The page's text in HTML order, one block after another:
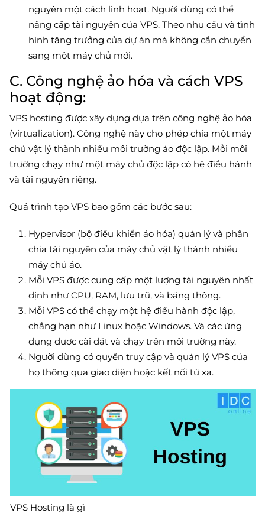
nguyên một cách linh hoạt. Người dùng có thể
nâng cấp tài nguyên của VPS. Theo nhu cầu và tình
hình tăng trưởng của dự án mà không cần chuyển
sang một máy chủ mới.
C. Công nghệ ảo hóa và cách VPS
hoạt động:
VPS hosting được xây dựng dựa trên công nghệ ảo hóa
(virtualization). Công nghệ này cho phép chia một máy
chủ vật lý thành nhiều môi trường ảo độc lập. Mỗi môi
trường chạy như một máy chủ độc lập có hệ điều hành
và tài nguyên riêng.
Quá trình tạo VPS bao gồm các bước sau:
Hypervisor (bộ điều khiển ảo hóa) quản lý và phân
chia tài nguyên của máy chủ vật lý thành nhiều
máy chủ ảo.
Mỗi VPS được cung cấp một lượng tài nguyên nhất
định như CPU, RAM, lưu trữ, và băng thông.
Mỗi VPS có thể chạy một hệ điều hành độc lập,
chẳng hạn như Linux hoặc Windows. Và các ứng
dụng được cài đặt và chạy trên môi trường này.
Người dùng có quyền truy cập và quản lý VPS của
họ thông qua giao diện hoặc kết nối từ xa.
VPS Hosting là gì